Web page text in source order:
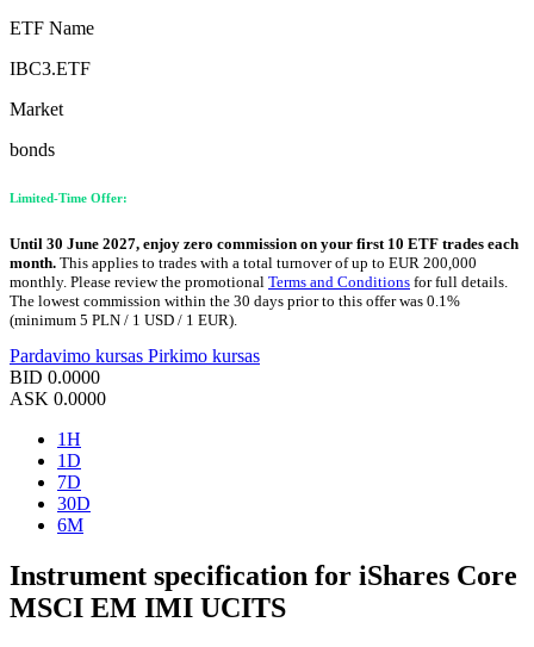
ETF Name
IBC3.ETF
Market
bonds
Limited-Time Offer:
Until 30 June 2027, enjoy zero commission on your first 10 ETF trades each
month. This applies to trades with a total turnover of up to EUR 200,000
monthly. Please review the promotional Terms and Conditions for full details.
The lowest commission within the 30 days prior to this offer was 0.1%
(minimum 5 PLN / 1 USD / 1 EUR).
Pardavimo kursas Pirkimo kursas
BID 0.0000
ASK 0.0000
1H
1D
7D
30D
6M
Instrument specification for iShares Core
MSCI EM IMI UCITS